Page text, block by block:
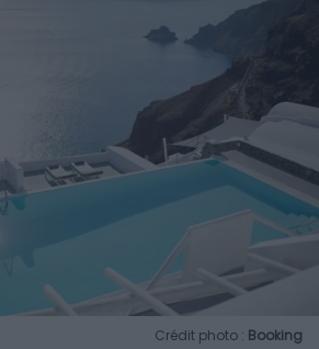
Crédit photo : Booking